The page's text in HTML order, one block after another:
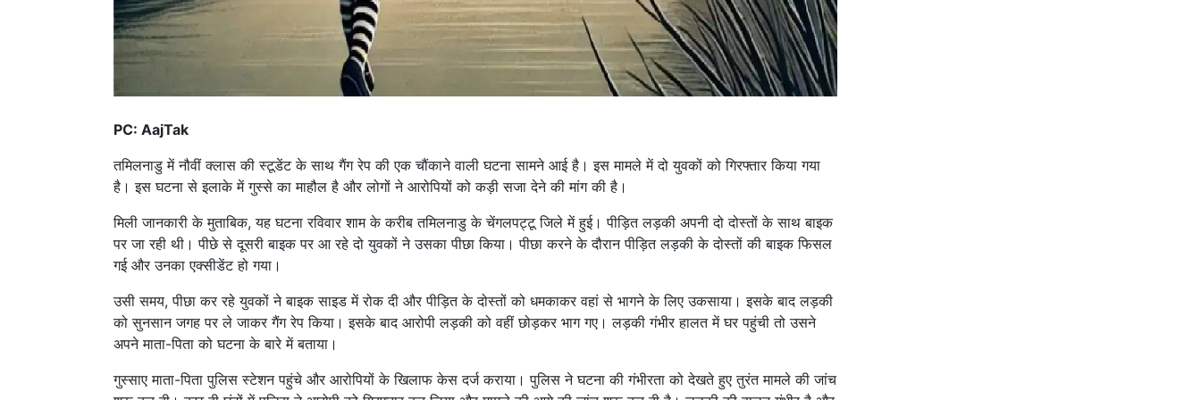
PC: AajTak
तमिलनाडु में नौवीं क्लास की स्टूडेंट के साथ गैंग रेप की एक चौंकाने वाली घटना सामने आई है। इस मामले में दो युवकों को गिरफ्तार किया गया
है। इस घटना से इलाके में गुस्से का माहौल है और लोगों ने आरोपियों को कड़ी सजा देने की मांग की है।
मिली जानकारी के मुताबिक, यह घटना रविवार शाम के करीब तमिलनाडु के चेंगलपट्टू जिले में हुई। पीड़ित लड़की अपनी दो दोस्तों के साथ बाइक
पर जा रही थी। पीछे से दूसरी बाइक पर आ रहे दो युवकों ने उसका पीछा किया। पीछा करने के दौरान पीड़ित लड़की के दोस्तों की बाइक फिसल
गई और उनका एक्सीडेंट हो गया।
उसी समय, पीछा कर रहे युवकों ने बाइक साइड में रोक दी और पीड़ित के दोस्तों को धमकाकर वहां से भागने के लिए उकसाया। इसके बाद लड़की
को सुनसान जगह पर ले जाकर गैंग रेप किया। इसके बाद आरोपी लड़की को वहीं छोड़कर भाग गए। लड़की गंभीर हालत में घर पहुंची तो उसने
अपने माता-पिता को घटना के बारे में बताया।
गुस्साए माता-पिता पुलिस स्टेशन पहुंचे और आरोपियों के खिलाफ केस दर्ज कराया। पुलिस ने घटना की गंभीरता को देखते हुए तुरंत मामले की जांच